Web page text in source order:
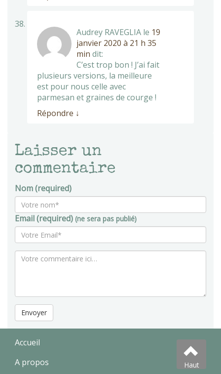
Audrey RAVEGLIA le 19
janvier 2020 à 21 h 35
min dit:
C’est trop bon ! J’ai fait
plusieurs versions, la meilleure
est pour nous celle avec
parmesan et graines de courge !
Répondre ↓
Laisser un
commentaire
Nom (required)
Email (required) (ne sera pas publié)
Envoyer
Haut
Accueil
A propos